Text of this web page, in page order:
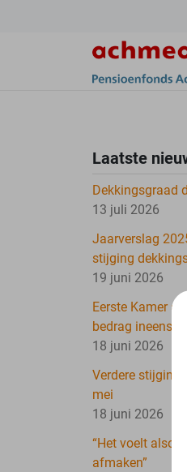
Laatste
Dekkingsgraad
13 juli 2026
Jaarverslag
stijging
19 juni 2026
Eerste Kamer
bedrag ineens
18 juni 2026
Verdere stijging
mei
18 juni 2026
“Het voelt alsof
afmaken”